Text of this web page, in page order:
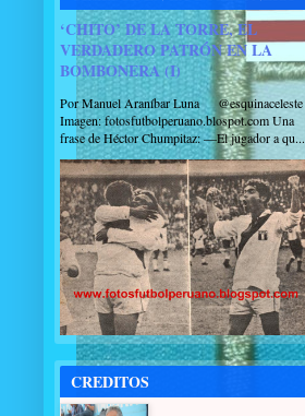
‘CHITO’ DE LA TORRE, EL
VERDADERO PATRÓN EN LA
BOMBONERA (I)
Por Manuel Araníbar Luna @esquinaceleste
Imagen: fotosfutbolperuano.blospot.com Una
frase de Héctor Chumpitaz: —El jugador a qu...
CREDITOS